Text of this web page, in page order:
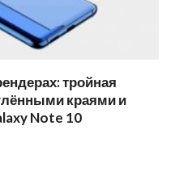
тройная
краями и
Note 10